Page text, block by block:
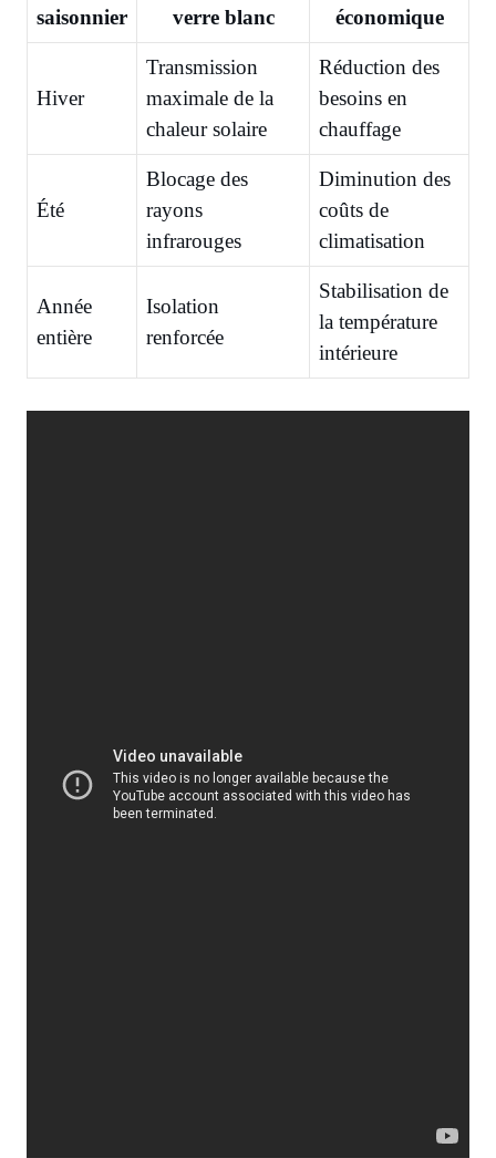
saisonnier
verre blanc
économique
Hiver
Transmission
maximale de la
chaleur solaire
Réduction des
besoins en
chauffage
Été
Blocage des
rayons
infrarouges
Diminution des
coûts de
climatisation
Année
entière
Isolation
renforcée
Stabilisation de
la température
intérieure